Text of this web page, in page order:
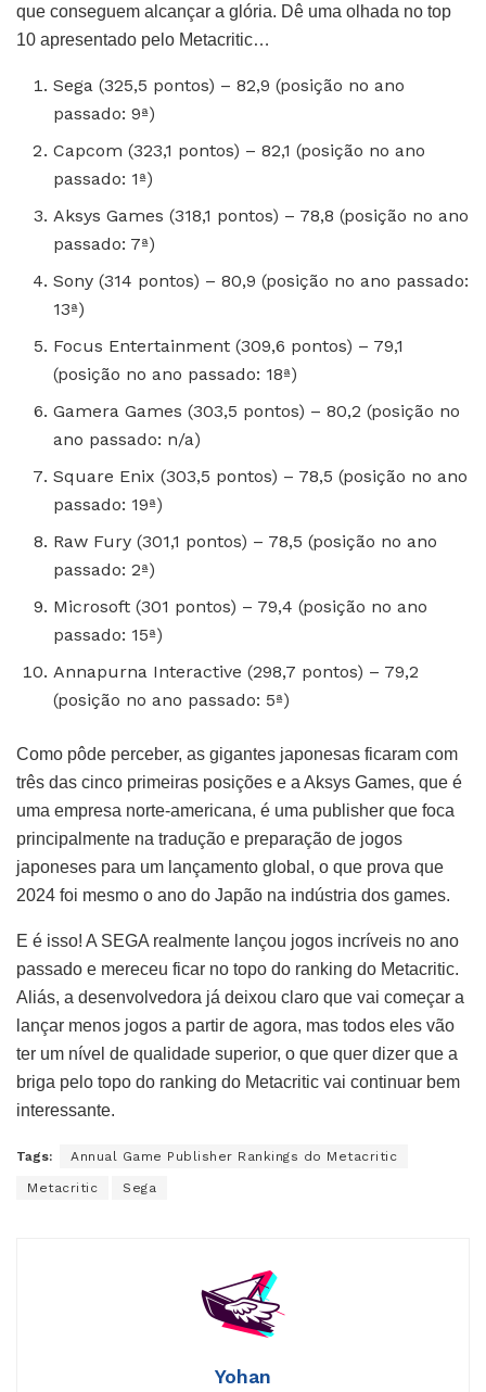
que conseguem alcançar a glória. Dê uma olhada no top
10 apresentado pelo Metacritic…
Sega (325,5 pontos) – 82,9 (posição no ano
passado: 9ª)
Capcom (323,1 pontos) – 82,1 (posição no ano
passado: 1ª)
Aksys Games (318,1 pontos) – 78,8 (posição no ano
passado: 7ª)
Sony (314 pontos) – 80,9 (posição no ano passado:
13ª)
Focus Entertainment (309,6 pontos) – 79,1
(posição no ano passado: 18ª)
Gamera Games (303,5 pontos) – 80,2 (posição no
ano passado: n/a)
Square Enix (303,5 pontos) – 78,5 (posição no ano
passado: 19ª)
Raw Fury (301,1 pontos) – 78,5 (posição no ano
passado: 2ª)
Microsoft (301 pontos) – 79,4 (posição no ano
passado: 15ª)
Annapurna Interactive (298,7 pontos) – 79,2
(posição no ano passado: 5ª)
Como pôde perceber, as gigantes japonesas ficaram com
três das cinco primeiras posições e a Aksys Games, que é
uma empresa norte-americana, é uma publisher que foca
principalmente na tradução e preparação de jogos
japoneses para um lançamento global, o que prova que
2024 foi mesmo o ano do Japão na indústria dos games.
E é isso! A SEGA realmente lançou jogos incríveis no ano
passado e mereceu ficar no topo do ranking do Metacritic.
Aliás, a desenvolvedora já deixou claro que vai começar a
lançar menos jogos a partir de agora, mas todos eles vão
ter um nível de qualidade superior, o que quer dizer que a
briga pelo topo do ranking do Metacritic vai continuar bem
interessante.
Tags: Annual Game Publisher Rankings do Metacritic
Metacritic Sega
Yohan